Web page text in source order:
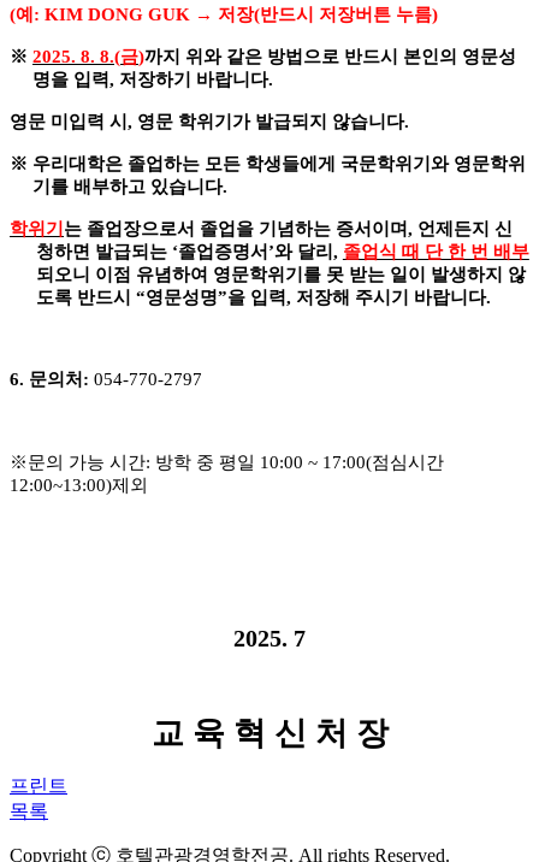
(예 : KIM DONG GUK → 저장(반드시 저장버튼 누름)
※ 2025. 8. 8.(금)까지 위와 같은 방법으로 반드시 본인의 영문성
명을 입력, 저장하기 바랍니다.
영문 미입력 시 , 영문 학위기가 발급되지 않습니다.
※ 우리대학은 졸업하는 모든 학생들에게 국문학위기와 영문학위
기를 배부하고 있습니다.
학위기 는 졸업장으로서 졸업을 기념하는 증서이며, 언제든지 신
청하면 발급되는 ‘졸업증명서 ’와 달리 , 졸업식 때 단 한 번 배부
되오니 이점 유념하여 영문학위기를 못 받는 일이 발생하지 않
도록 반드시 “영문성명”을 입력, 저장해 주시기 바랍니다.
6. 문의처 : 054-770-2797
※문의 가능 시간: 방학 중 평일 10:00 ~ 17:00(점심시간
12:00~13:00)제외
2025. 7
교 육 혁 신 처 장
프린트
목록
Copyright ⓒ 호텔관광경영학전공. All rights Reserved.